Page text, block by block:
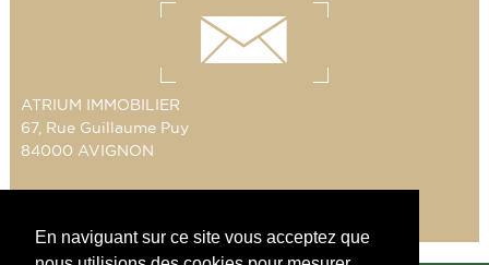
En naviguant sur ce site vous acceptez que
ATRIUM IMMOBILIER
67, Rue Guillaume Puy
84000 AVIGNON
Tél : 06 62 49 17 81